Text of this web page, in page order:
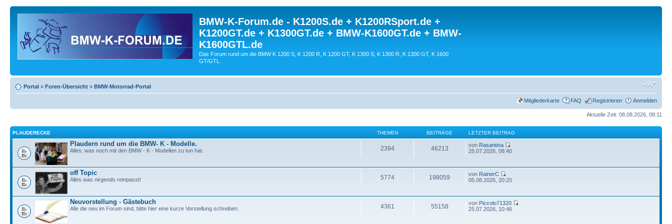
BMW-K-Forum.de - K1200S.de + K1200RSport.de +
K1200GT.de + K1300GT.de + BMW-K1600GT.de + BMW-
K1600GTL.de
Das Forum rund um die BMW K 1200 S, K 1200 R, K 1200 GT, K 1300 S, K 1300 R, K 1300 GT, K 1600
GT/GTL.
Portal » Foren-Übersicht » BMW-Motorrad-Portal
Mitgliederkarte FAQ Registrieren Anmelden
Aktuelle Zeit: 08.08.2026, 08:11
PLAUDERECKE THEMEN BEITRÄGE LETZTER BEITRAG
Plaudern rund um die BMW- K - Modelle.
Alles, was noch mit den BMW - K - Modellen zu tun hat. 2394 46213 von Rasantina
25.07.2026, 08:40
off Topic
Alles was nirgends reinpasst! 5774 198059 von RainerC
05.08.2026, 20:20
Neuvorstellung - Gästebuch
Alle die neu im Forum sind, bitte hier eine kurze Vorstellung schreiben. 4361 55158 von Piccolo71320
25.07.2026, 10:46